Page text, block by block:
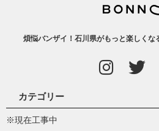
煩悩バンザイ！石川県がもっと楽しくな
カテゴリー
※現在工事中